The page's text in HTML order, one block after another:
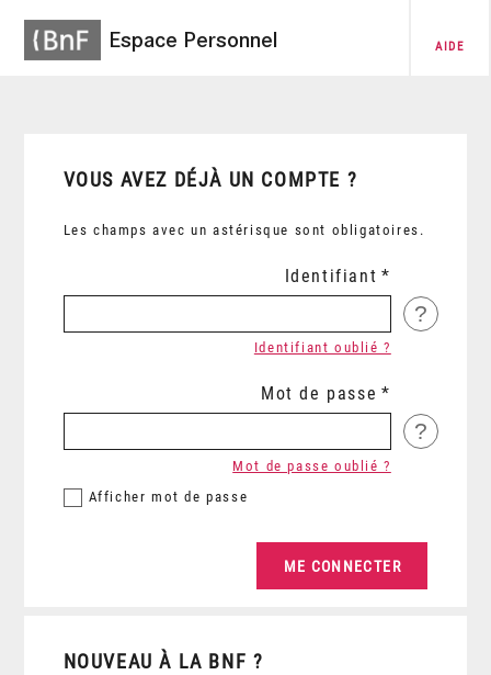
Espace Personnel AIDE
VOUS AVEZ DÉJÀ UN COMPTE ?
Les champs avec un astérisque sont obligatoires.
Identifiant
?
Identifiant oublié ?
Mot de passe
?
Afficher mot de passe
Mot de passe oublié ?
NOUVEAU À LA BNF ?